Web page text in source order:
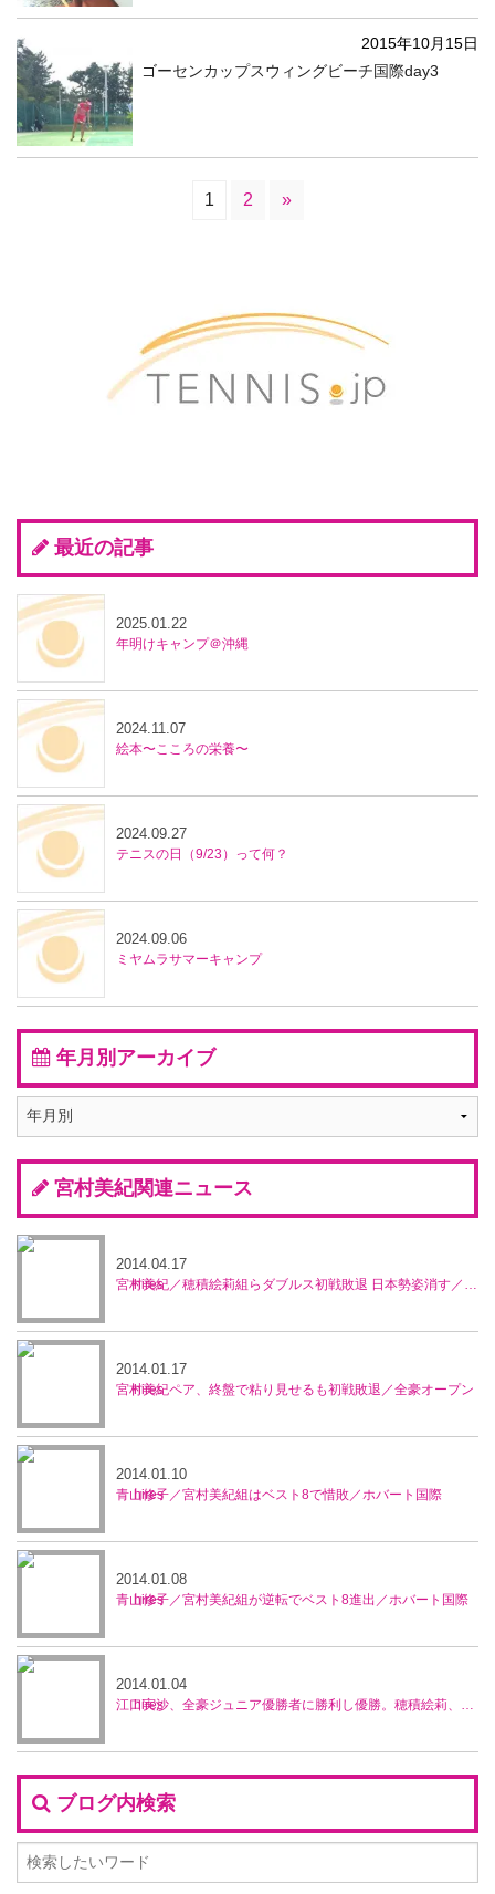
2015年10月15日
ゴーセンカップスウィングビーチ国際day3
1 2 »
最近の記事
年明けキャンプ＠沖縄
2025.01.22
絵本〜こころの栄養〜
2024.11.07
テニスの日（9/23）って何？
2024.09.27
ミヤムラサマーキャンプ
2024.09.06
年月別アーカイブ
宮村美紀関連ニュース
宮村美紀／穂積絵莉組らダブルス初戦敗退 日本勢姿消す／マレーシア・オープン
2014.04.17
宮村美紀ペア、終盤で粘り見せるも初戦敗退／全豪オープン
2014.01.17
青山修子／宮村美紀組はベスト8で惜敗／ホバート国際
2014.01.10
青山修子／宮村美紀組が逆転でベスト8進出／ホバート国際
2014.01.08
江口実沙、全豪ジュニア優勝者に勝利し優勝。穂積絵莉、宮村美紀ペアが準優勝／ブルネイ5万ドル大会
2014.01.04
ブログ内検索